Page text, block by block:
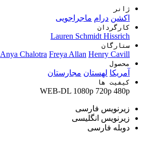
ژانر
اکشن درام ماجراجویی
کارگردان
Lauren Schmidt Hissrich
ستارگان
Anya Chalotra Freya Allan Henry Cavill
محصول
آمریکا لهستان مجارستان
کیفیت ها
WEB-DL 1080p 720p 480p
زیرنویس فارسی
زیرنویس انگلیسی
دوبله فارسی